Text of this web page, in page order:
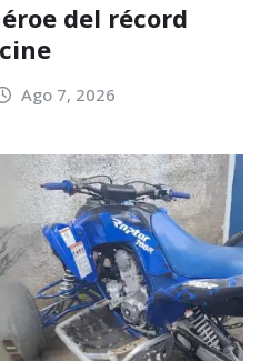
del récord
Ago 7, 2026